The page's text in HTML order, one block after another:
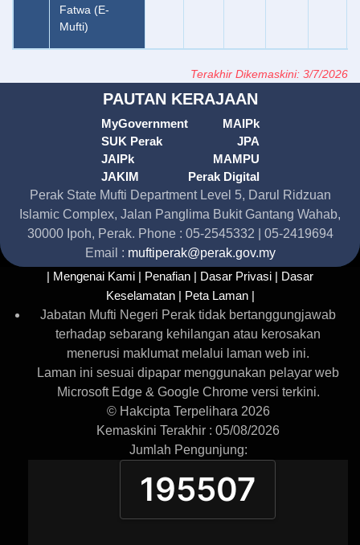
Fatwa (e-
Mufti)
Terakhir Dikemaskini: 3/7/2026
PAUTAN KERAJAAN
MyGovernment
SUK Perak
JAIPk
JAKIM
MAIPk
JPA
MAMPU
Perak Digital
Perak State Mufti Department Level 5, Darul Ridzuan
Islamic Complex, Jalan Panglima Bukit Gantang Wahab,
30000 Ipoh, Perak. Phone : 05-2545332 | 05-2419694
Email : muftiperak@perak.gov.my
| Mengenai Kami | Penafian | Dasar Privasi | Dasar
Keselamatan | Peta Laman |
Jabatan Mufti Negeri Perak tidak bertanggungjawab
terhadap sebarang kehilangan atau kerosakan
menerusi maklumat melalui laman web ini.
Laman ini sesuai dipapar menggunakan pelayar web
Microsoft Edge & Google Chrome versi terkini.
© Hakcipta Terpelihara 2026
Kemaskini Terakhir : 05/08/2026
Jumlah Pengunjung:
195507